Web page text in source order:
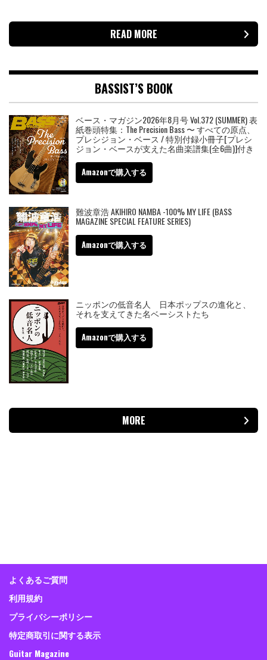
READ MORE
BASSIST’S BOOK
ベース・マガジン2026年8月号 Vol.372 (SUMMER) 表
紙巻頭特集：The Precision Bass 〜 すべての原点、
プレシジョン・ベース / 特別付録小冊子[プレシ
ジョン・ベースが支えた名曲楽譜集(全6曲)]付き
Amazonで購入する
難波章浩 AKIHIRO NAMBA -100% MY LIFE (BASS
MAGAZINE SPECIAL FEATURE SERIES)
Amazonで購入する
ニッポンの低音名人 日本ポップスの進化と、
それを支えてきた名ベーシストたち
Amazonで購入する
MORE
よくあるご質問
利用規約
プライバシーポリシー
特定商取引に関する表示
Guitar Magazine